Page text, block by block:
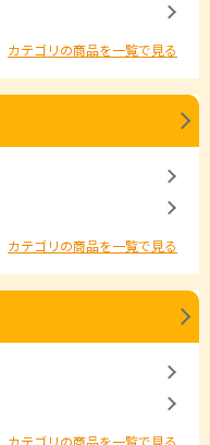
カテゴリの商品を一覧で見る
カテゴリの商品を一覧で見る
カテゴリの商品を一覧で見る